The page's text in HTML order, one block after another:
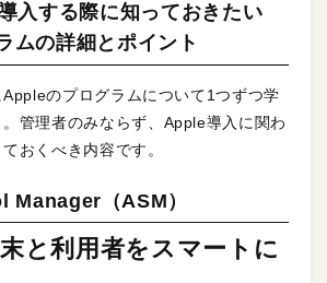
入する際に知っておきたい
ムの詳細とポイント
のプログラムについて1つずつ学
管理者のみならず、Apple導入に関わ
おくべき内容です。
（ASM）
と利用者をスマートに